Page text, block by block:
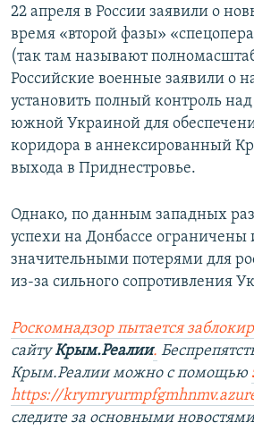
22 апреля в России заявили о
время «второй фазы»
(так там называют
Российские военные заявили о
установить полный контроль
южной Украиной для
коридора в аннексированный
выхода в Приднестровье.
Однако, по данным западных
успехи на Донбассе ограничены
значительными потерями для
из-за сильного сопротивления
Роскомнадзор пытается
сайтуКрым.Реалии.
Крым.Реалии можно с помощью
https://
следите за основными